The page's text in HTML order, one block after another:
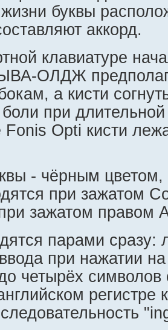
буквы
аккорд.
клавиатуре
ОЛДЖ
а кисти
боли при
Fonis Opti кисти
- чёрным цветом,
при зажатом
зажатом правом
парами сразу:
при нажатии
четырёх
регистре